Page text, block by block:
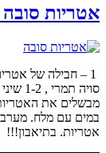
אטריות
במים עם מלח.
אטריות. בתיאבון!!!